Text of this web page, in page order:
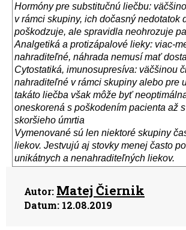
Hormóny pre substitučnú liečbu: vä
v rámci skupiny, ich dočasnýnedotatok
poškodzuje, ale spravidla neohrozuje
Analgetiká a protizápalové lieky: viac-
nahraditeľné, náhrada nemusímať
Cytostatiká, imunosupresíva: väčšinou
nahraditeľné v rámci skupiny alebo pre
takáto liečba však môže byť neoptimá
oneskorená s poškodením pacienta až
skoršieho úmrtia
Vymenované sú len niektoré skupiny
liekov. Jestvujú aj stovky menej často
unikátnych a nenahraditeľných liekov.
Autor: Matej Čiernik
Datum: 12.08.2019